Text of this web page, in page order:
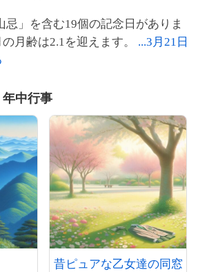
忌」を含む19個の記念日がありま
月齢は2.1を迎えます。 ...3月21日
年中行事
昔ピュアな乙女達の同窓